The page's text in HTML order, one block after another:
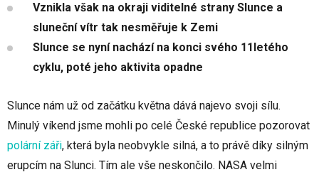
Vznikla však na okraji viditelné strany Slunce a
sluneční vítr tak nesměřuje k Zemi
Slunce se nyní nachází na konci svého 11letého
cyklu, poté jeho aktivita opadne
Slunce nám už od začátku května dává najevo svoji sílu.
Minulý víkend jsme mohli po celé České republice pozorovat
polární záři, která byla neobvykle silná, a to právě díky silným
erupcím na Slunci. Tím ale vše neskončilo. NASA velmi